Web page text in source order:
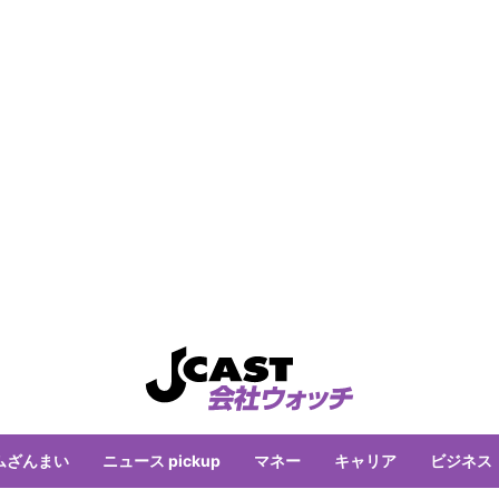
ざんまい ニュース pickup マネー キャリア ビジネス